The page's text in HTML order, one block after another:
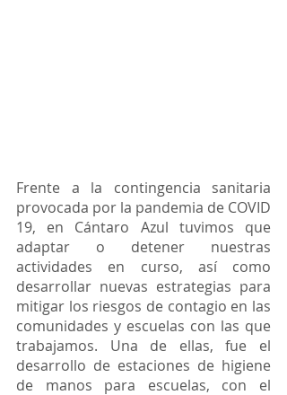
Frente a la contingencia sanitaria
provocada por la pandemia de COVID
19, en Cántaro Azul tuvimos que
adaptar o detener nuestras
actividades en curso, así como
desarrollar nuevas estrategias para
mitigar los riesgos de contagio en las
comunidades y escuelas con las que
trabajamos. Una de ellas, fue el
desarrollo de estaciones de higiene
de manos para escuelas, con el